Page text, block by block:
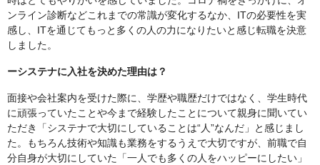
ンライン診断などこれまでの常識が変化するなか、ITの必要性を実
感し、ITを通じてもっと多くの人の力になりたいと感じ転職を決意
しました。
ーシステナに入社を決めた理由は？
面接や会社案内を受けた際に、学歴や職歴だけではなく、学生時代
に頑張っていたことや今まで経験したことについて親身に聞いてい
ただき「システナで大切にしていることは“人”なんだ」と感じまし
た。もちろん技術や知識も業務をするうえで大切ですが、前職で自
分自身が大切にしていた「一人でも多くの人をハッピーにしたい」